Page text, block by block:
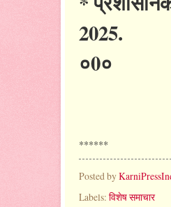
2025.
०0०
******
Posted by
Labels: विशेष समाचार